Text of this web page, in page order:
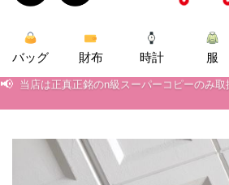
規
ロ
バッグ 財布 時計 服
📢 当店は正真正銘のn級スーパーコピーのみ
当店は正真正銘のn級スーパーコピーのみ